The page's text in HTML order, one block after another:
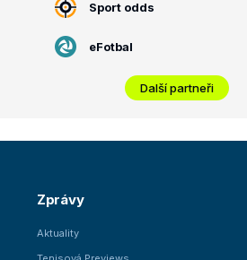
Sport odds
eFotbal
Další partneři
Zprávy
Aktuality